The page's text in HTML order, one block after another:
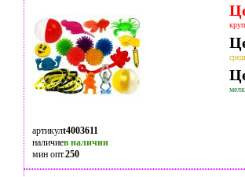
артикулt4003611
наличиев наличии
мин опт.250